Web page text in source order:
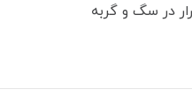
در سگ و گربه